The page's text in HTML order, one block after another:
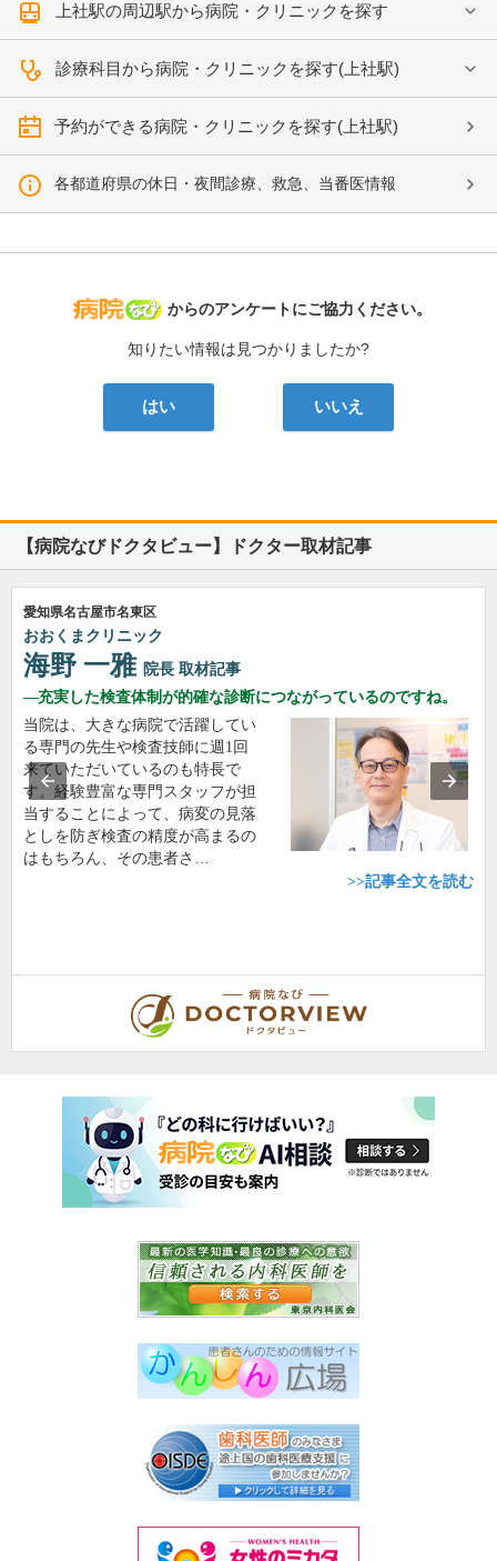
上社駅の周辺駅から病院・クリニックを探す
診療科目から病院・クリニックを探す(上社駅)
予約ができる病院・クリニックを探す(上社駅)
各都道府県の休日・夜間診療、救急、当番医情報
病院なび
からのアンケートにご協力ください。
知りたい情報は見つかりましたか?
はい いいえ
【病院なびドクタビュー】ドクター取材記事
愛知県名古屋市名東区
おおくまクリニック
海野 一雅 院長 取材記事
充実した検査体制が的確な診断につながっているのですね。
当院は、大きな病院で活躍してい
る専門の先生や検査技師に週1回
来ていただいているのも特長で
す。経験豊富な専門スタッフが担
当することによって、病変の見落
としを防ぎ検査の精度が高まるの
はもちろん、その患者さ…
>>記事全文を読む